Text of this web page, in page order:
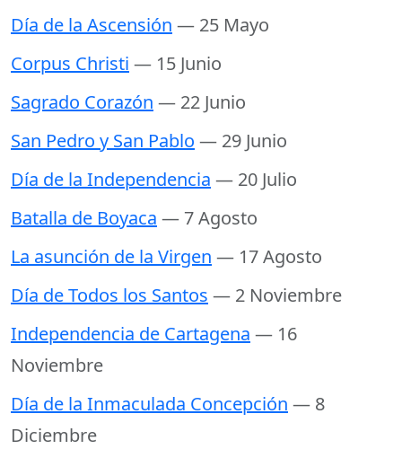
Día de la Ascensión — 25 Mayo
Corpus Christi — 15 Junio
Sagrado Corazón — 22 Junio
San Pedro y San Pablo — 29 Junio
Día de la Independencia — 20 Julio
Batalla de Boyaca — 7 Agosto
La asunción de la Virgen — 17 Agosto
Día de Todos los Santos — 2 Noviembre
Independencia de Cartagena — 16
Noviembre
Día de la Inmaculada Concepción — 8
Diciembre